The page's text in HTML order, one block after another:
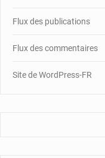
Flux des publications
Flux des commentaires
Site de WordPress-FR